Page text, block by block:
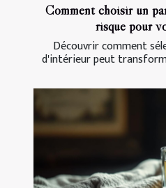
Comment choisir un
risque pour
Découvrir comment
d'intérieur peut